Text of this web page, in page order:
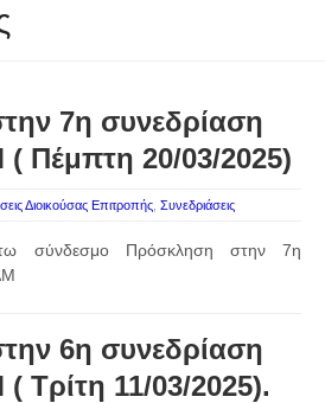
7η συνεδρίαση
Πέμπτη 20/03/2025)
Διοικούσας Επιτροπής Συνεδριάσεις
σύνδεσμο Πρόσκληση στην 7η
6η συνεδρίαση
Τρίτη 11/03/2025).